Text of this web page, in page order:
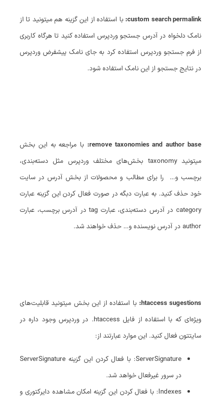
custom search permalink: با استفاده از این گزینه هم میتونید تا از
نامک دلخواه در آدرس جستجو وردپرس استفاده کنید تا هرگاه کاربری
از فرم جستجو وردپرس استفاده کرد به جای نامک پیشفرض وردپرس
در نتایج جستجو از این نامک استفاده شود.
remove taxonomies and author base: با مراجعه به این بخش
میتونید taxonomy بخش‌های مختلف وردپرس مثل دسته‌بندی،
برچسب و… را برای مطالب و محصولات از بخش آدرس در سایت
خود حذف کنید. به عبارت دبگه در صورت فعال کردن این گزینه عبارت
category در آدرس دسته‌بندی، عبارت tag در آدرس برچسب، عبارت
author در آدرس نویسنده و… حذف خواهند شد.
htaccess sugestions: با استفاده از این بخش میتونید قابلیت‌های
ویژه‌ای که با استفاده از فایل htaccess. در وردپرس وجود داره در
سایتتون فعال کنید. این موارد عبارتند از:
ServerSignature: با فعال کردن این گزینه ServerSignature
در سرور غیرفعال خواهد شد.
Indexes: با فعال کردن این گزینه امکان مشاهده دایرکتوری و